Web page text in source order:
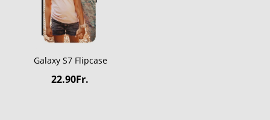
Galaxy S7 Flipcase
22.90Fr.